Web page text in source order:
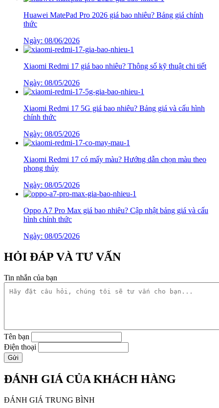
Huawei MatePad Pro 2026 giá bao nhiêu? Bảng giá chính
thức
Ngày: 08/06/2026
Xiaomi Redmi 17 giá bao nhiêu? Thông số kỹ thuật chi tiết
Ngày: 08/05/2026
Xiaomi Redmi 17 5G giá bao nhiêu? Bảng giá và cấu hình
chính thức
Ngày: 08/05/2026
Xiaomi Redmi 17 có mấy màu? Hướng dẫn chọn màu theo
phong thủy
Ngày: 08/05/2026
Oppo A7 Pro Max giá bao nhiêu? Cập nhật bảng giá và cấu
hình chính thức
Ngày: 08/05/2026
HỎI ĐÁP VÀ TƯ VẤN
Tin nhắn của bạn
Tên bạn
Điện thoại
ĐÁNH GIÁ CỦA KHÁCH HÀNG
ĐÁNH GIÁ TRUNG BÌNH